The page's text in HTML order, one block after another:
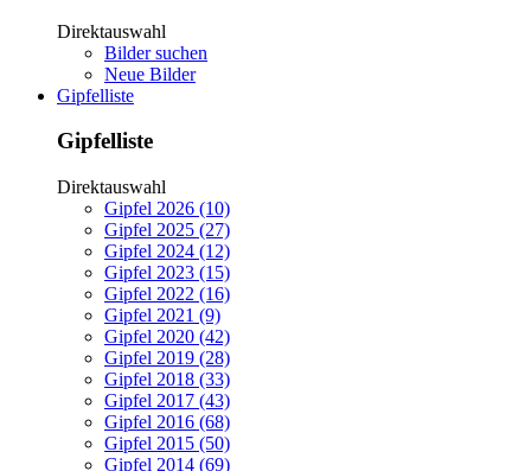
Direktauswahl
Bilder suchen
Neue Bilder
Gipfelliste
Gipfelliste
Direktauswahl
Gipfel 2026 (10)
Gipfel 2025 (27)
Gipfel 2024 (12)
Gipfel 2023 (15)
Gipfel 2022 (16)
Gipfel 2021 (9)
Gipfel 2020 (42)
Gipfel 2019 (28)
Gipfel 2018 (33)
Gipfel 2017 (43)
Gipfel 2016 (68)
Gipfel 2015 (50)
Gipfel 2014 (69)